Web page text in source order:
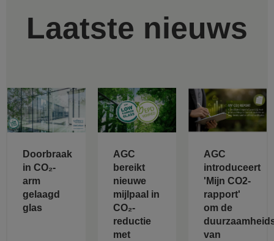
Laatste nieuws
Doorbraak
in CO₂-
arm
gelaagd
glas
AGC
bereikt
nieuwe
mijlpaal in
CO₂-
reductie
met
AGC
introduceert
'Mijn CO2-
rapport'
om de
van